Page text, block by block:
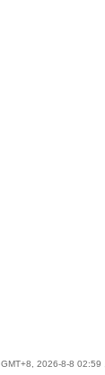
GMT+8, 2026-8-8 02:59